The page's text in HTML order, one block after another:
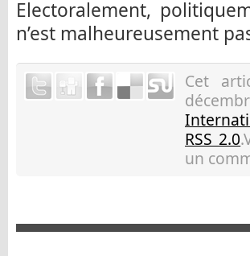
Electoralement,
n’est malheureusement
Cet
RSS 2.0
un